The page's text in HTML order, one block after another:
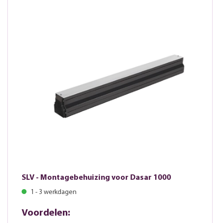
SLV - Montagebehuizing voor Dasar 1000
1 - 3 werkdagen
Voordelen: